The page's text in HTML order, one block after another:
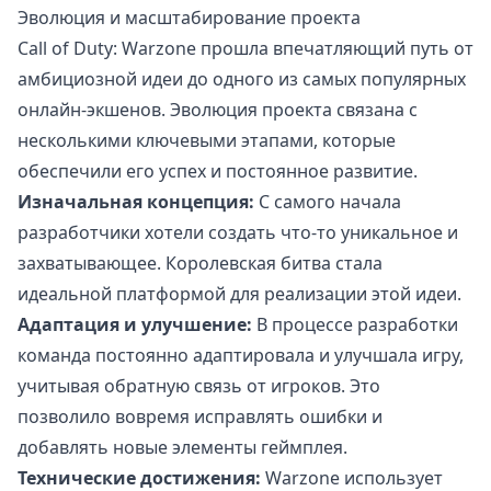
Эволюция и масштабирование проекта
Call of Duty: Warzone прошла впечатляющий путь от
амбициозной идеи до одного из самых популярных
онлайн-экшенов. Эволюция проекта связана с
несколькими ключевыми этапами, которые
обеспечили его успех и постоянное развитие.
Изначальная концепция: С самого начала
разработчики хотели создать что-то уникальное и
захватывающее. Королевская битва стала
идеальной платформой для реализации этой идеи.
Адаптация и улучшение: В процессе разработки
команда постоянно адаптировала и улучшала игру,
учитывая обратную связь от игроков. Это
позволило вовремя исправлять ошибки и
добавлять новые элементы геймплея.
Технические достижения: Warzone использует